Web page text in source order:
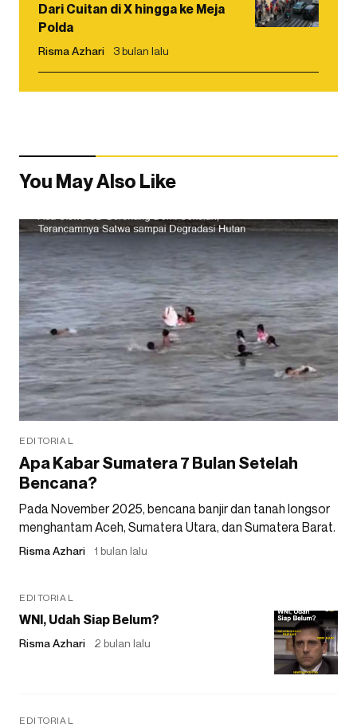
Dari Cuitan di X hingga ke Meja
Polda
Risma Azhari 3 bulan lalu
You May Also Like
EDITORIAL
Apa Kabar Sumatera 7 Bulan Setelah
Bencana?
Pada November 2025, bencana banjir dan tanah longsor
menghantam Aceh, Sumatera Utara, dan Sumatera Barat.
Risma Azhari 1 bulan lalu
EDITORIAL
WNI, Udah Siap Belum?
Risma Azhari 2 bulan lalu
EDITORIAL